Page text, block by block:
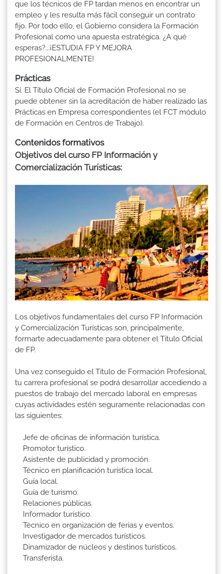
que los técnicos de FP tardan menos en encontrar un
empleo y les resulta más fácil conseguir un contrato
fijo. Por todo ello, el Gobierno considera la Formación
Profesional como una apuesta estratégica. ¿A qué
esperas?...¡ESTUDIA FP Y MEJORA
PROFESIONALMENTE!
Prácticas
Sí. El Título Oficial de Formación Profesional no se
puede obtener sin la acreditación de haber realizado las
Prácticas en Empresa correspondientes (el FCT módulo
de Formación en Centros de Trabajo).
Contenidos formativos
Objetivos del curso FP Información y
Comercialización Turísticas:
Los objetivos fundamentales del curso FP Información
y Comercialización Turísticas son, principalmente,
formarte adecuadamente para obtener el Titulo Oficial
de FP.
Una vez conseguido el Título de Formación Profesional,
tu carrera profesional se podrá desarrollar accediendo a
puestos de trabajo del mercado laboral en empresas
cuyas actividades estén seguramente relacionadas con
las siguientes:
Jefe de oficinas de información turística.
Promotor turístico.
Asistente de publicidad y promoción.
Técnico en planificación turística local.
Guía local.
Guía de turismo.
Relaciones públicas.
Informador turístico.
Técnico en organización de ferias y eventos.
Investigador de mercados turísticos.
Dinamizador de núcleos y destinos turísticos.
Transferista.